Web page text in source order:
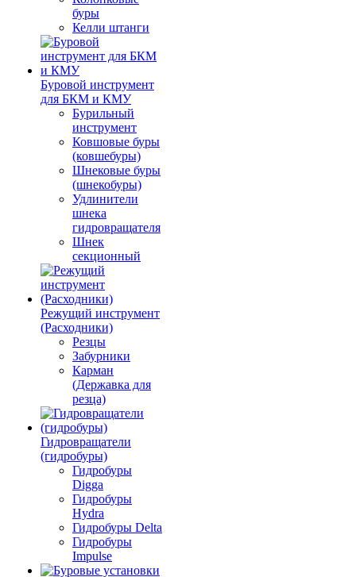
буры
Келли штанги
Буровой инструмент
для БКМ и КМУ
Бурильный
инструмент
Ковшовые буры
(ковшебуры)
Шнековые буры
(шнекобуры)
Удлинители
шнека
гидровращателя
Шнек
секционный
Режущий инструмент
(Расходники)
Резцы
Забурники
Карман
(Державка для
резца)
Гидровращатели
(гидробуры)
Гидробуры
Digga
Гидробуры
Hydra
Гидробуры Delta
Гидробуры
Impulse